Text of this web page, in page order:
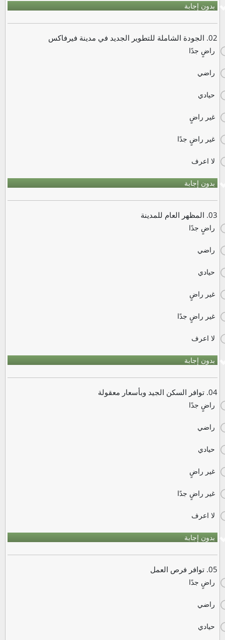
بدون إجابة
02. الجودة الشاملة للتطوير الجديد في مدينة فيرفاكس
راضٍ جدًا
راضي
حيادي
غير راضٍ
غير راضٍ جدًا
لا اعرف
بدون إجابة
03. المظهر العام للمدينة
راضٍ جدًا
راضي
حيادي
غير راضٍ
غير راضٍ جدًا
لا اعرف
بدون إجابة
04. توافر السكن الجيد وبأسعار معقولة
راضٍ جدًا
راضي
حيادي
غير راضٍ
غير راضٍ جدًا
لا اعرف
بدون إجابة
05. توافر فرص العمل
راضٍ جدًا
راضي
حيادي